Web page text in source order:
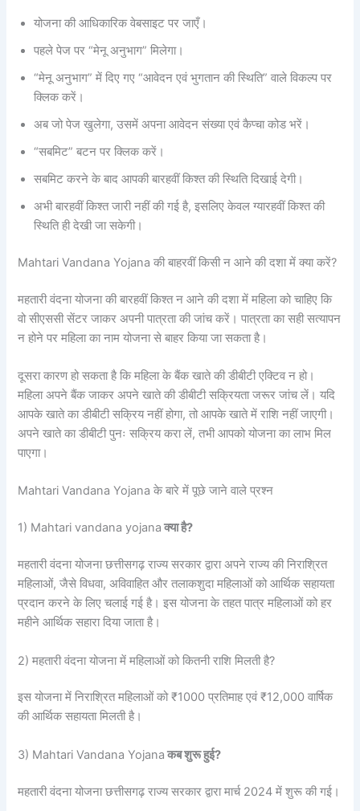
योजना की आधिकारिक वेबसाइट पर जाएँ।
पहले पेज पर “मेनू अनुभाग” मिलेगा।
“मेनू अनुभाग” में दिए गए “आवेदन एवं भुगतान की स्थिति” वाले विकल्प पर
क्लिक करें।
अब जो पेज खुलेगा, उसमें अपना आवेदन संख्या एवं कैप्चा कोड भरें।
“सबमिट” बटन पर क्लिक करें।
सबमिट करने के बाद आपकी बारहवीं किश्त की स्थिति दिखाई देगी।
अभी बारहवीं किश्त जारी नहीं की गई है, इसलिए केवल ग्यारहवीं किश्त की
स्थिति ही देखी जा सकेगी।
Mahtari Vandana Yojana की बाहरवीं किसी न आने की दशा में क्या करें?
महतारी वंदना योजना की बारहवीं किश्त न आने की दशा में महिला को चाहिए कि
वो सीएससी सेंटर जाकर अपनी पात्रता की जांच करें। पात्रता का सही सत्यापन
न होने पर महिला का नाम योजना से बाहर किया जा सकता है।
दूसरा कारण हो सकता है कि महिला के बैंक खाते की डीबीटी एक्टिव न हो।
महिला अपने बैंक जाकर अपने खाते की डीबीटी सक्रियता जरूर जांच लें। यदि
आपके खाते का डीबीटी सक्रिय नहीं होगा, तो आपके खाते में राशि नहीं जाएगी।
अपने खाते का डीबीटी पुनः सक्रिय करा लें, तभी आपको योजना का लाभ मिल
पाएगा।
Mahtari Vandana Yojana के बारे में पूछे जाने वाले प्रश्न
1) Mahtari vandana yojana क्या है?
महतारी वंदना योजना छत्तीसगढ़ राज्य सरकार द्वारा अपने राज्य की निराश्रित
महिलाओं, जैसे विधवा, अविवाहित और तलाकशुदा महिलाओं को आर्थिक सहायता
प्रदान करने के लिए चलाई गई है। इस योजना के तहत पात्र महिलाओं को हर
महीने आर्थिक सहारा दिया जाता है।
2) महतारी वंदना योजना में महिलाओं को कितनी राशि मिलती है?
इस योजना में निराश्रित महिलाओं को ₹1000 प्रतिमाह एवं ₹12,000 वार्षिक
की आर्थिक सहायता मिलती है।
3) Mahtari Vandana Yojana कब शुरू हुई?
महतारी वंदना योजना छत्तीसगढ़ राज्य सरकार द्वारा मार्च 2024 में शुरू की गई।